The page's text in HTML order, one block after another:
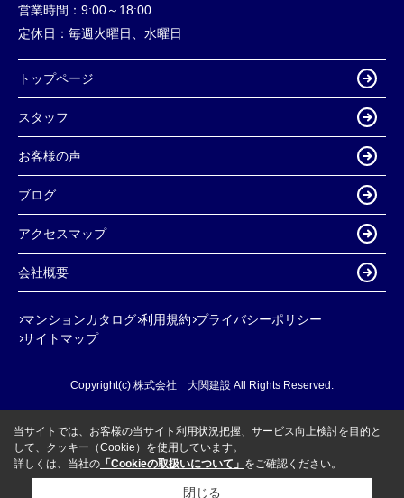
営業時間： 9:00～18:00
定休日： 毎週火曜日、水曜日
トップページ
スタッフ
お客様の声
ブログ
アクセスマップ
会社概要
マンションカタログ 利用規約 プライバシーポリシー
サイトマップ
Copyright(c) 株式会社 大関建設 All Rights Reserved.
当サイトでは、お客様の当サイト利用状況把握、サービス向上検討を目的と
して、クッキー（Cookie）を使用しています。
詳しくは、当社の 「Cookieの取扱いについて」 をご確認ください。
閉じる